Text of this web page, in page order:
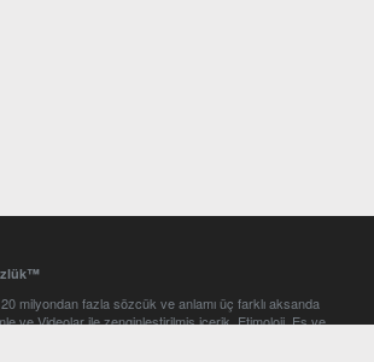
milyondan fazla sözcük ve anlamı üç farklı aksanda
ve Videolar ile zenginleştirilmiş içerik. Etimoloji, Eş ve